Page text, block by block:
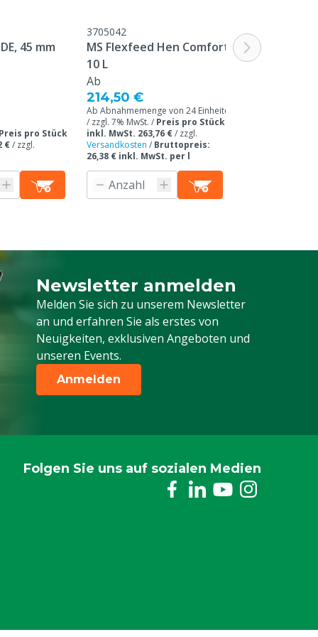
45 mm
Preis pro Stück
€/ zzgl.
3705042
MS Flexfeed Hen Comfort,
10 L
Ab
214,50 €
Ab Abnahmemenge von 24 Einheiten
/ zzgl. 7% MwSt. / Preis pro Stück
inkl. MwSt. 263,76 €/ zzgl.
Versandkosten / Bruttopreis:
26,38 € inkl. MwSt. per l
Newsletter anmelden
Melden Sie sich zu unserem Newsletter
an und erfahren Sie als erstes von
Neuigkeiten, exklusiven Angeboten und
unseren Events.
Melden Sie sich für unseren Newsletter
Anmelden
Folgen Sie uns auf sozialen Medien